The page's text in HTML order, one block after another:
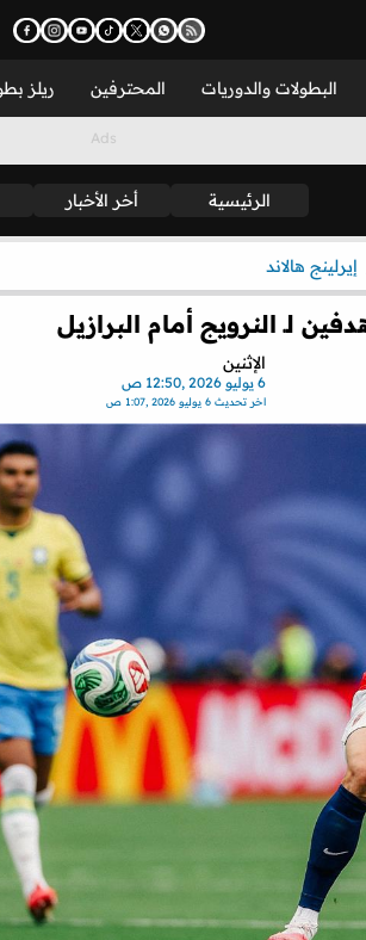
البطولات والدوريات المحترفين ريلز
الرئيسية أخر الأخبار
إيرلينج هالاند
الإثنين
6 يوليو 2026 ,12:50 ص
اخر تحديث 6 يوليو 2026 ,1:07 ص